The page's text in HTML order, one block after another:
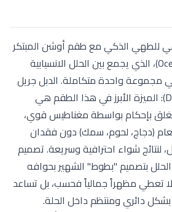
للطهي الذكي مع طقم أوشن المبتكر
(Ocean Smart 9-Piece Set)، الذي يجمع بين الحلل الانسيابية
مجموعة واحدة متكاملة. الدبل جريل
المغناطيسي (Double Grill): الميزة الأبرز في هذا الطقم هي
بإحكام بواسطة مغناطيس قوي،
(دجاج، لحوم، سمك) دون فقدان
لنتائج شواء احترافية وسريعة. تصميم
بتصميم "بطوط" الشهير بحوافه
لا تعطي مظهراً جمالياً فحسب، بل تساعد
بشكل دائري ومنتظم داخل الحلة.